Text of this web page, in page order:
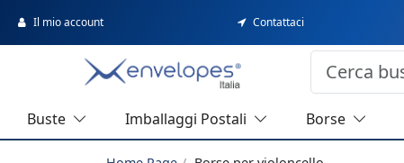
Il mio account Contattaci
Buste Imballaggi Postali Borse